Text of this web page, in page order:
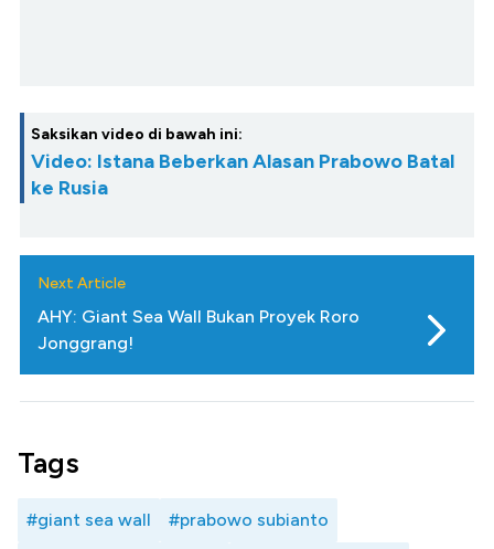
Saksikan video di bawah ini:
Video: Istana Beberkan Alasan Prabowo Batal
ke Rusia
Next Article
AHY: Giant Sea Wall Bukan Proyek Roro
Jonggrang!
Tags
#giant sea wall #prabowo subianto